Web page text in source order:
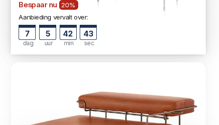
Bespaar nu
20%
Aanbieding vervalt over:
7
dag
5
uur
42
min
42
sec